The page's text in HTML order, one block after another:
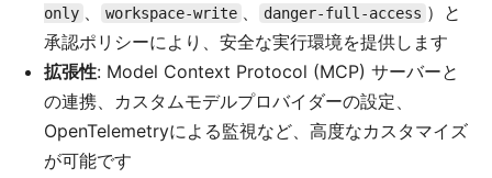
only 、 workspace-write 、 danger-full-access ）と
承認ポリシーにより、安全な実行環境を提供します
拡張性: Model Context Protocol (MCP) サーバーと
の連携、カスタムモデルプロバイダーの設定、
OpenTelemetryによる監視など、高度なカスタマイズ
が可能です